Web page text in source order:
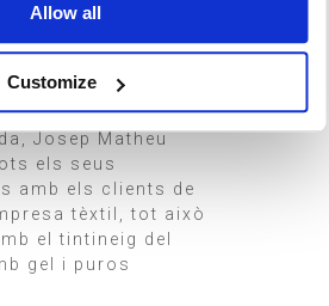
Allow all
Customize
teles, traços i
fins a altes hores de
Josep Matheu
els seus
amb els clients de
tèxtil, tot això
el tintineig del
gel i puros